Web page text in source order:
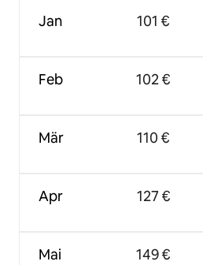
Jan
Feb
Mär
Apr
Mai
101 €
102 €
110 €
127 €
149 €